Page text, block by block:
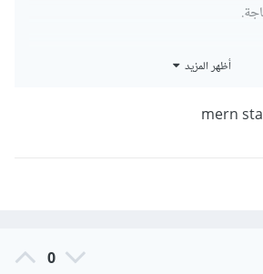
التطبيق، هناك الكثير من الأشياء إلى
و الباقي يمكنك تعلمه عند الحاجة.
أظهر المزيد
0